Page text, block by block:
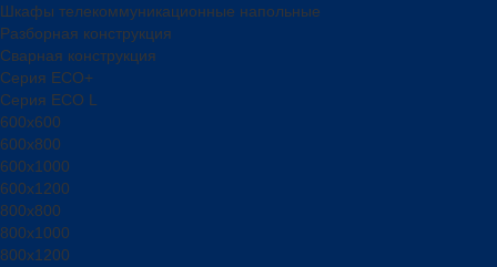
Шкафы телекоммуникационные напольные
Разборная конструкция
Сварная конструкция
Серия ECO+
Серия ECO L
600x600
600x800
600х1000
600х1200
800x800
800х1000
800х1200